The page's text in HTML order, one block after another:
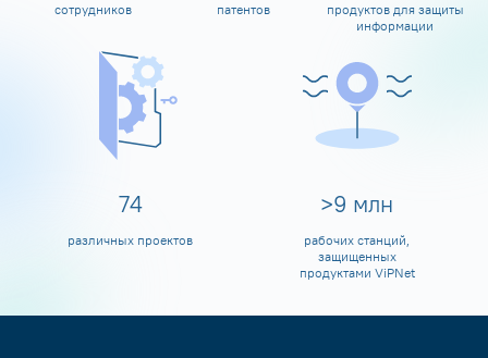
сотрудников патентов
продуктов для защиты
информации
80
различных проектов
>10 млн
рабочих станций,
защищенных
продуктами ViPNet